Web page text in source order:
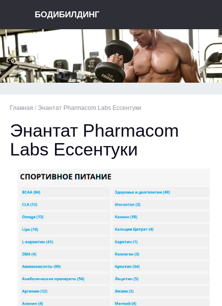
БОДИБИЛДИНГ
Главная / Энантат Pharmacom Labs Ессентуки
Энантат Pharmacom
Labs Ессентуки